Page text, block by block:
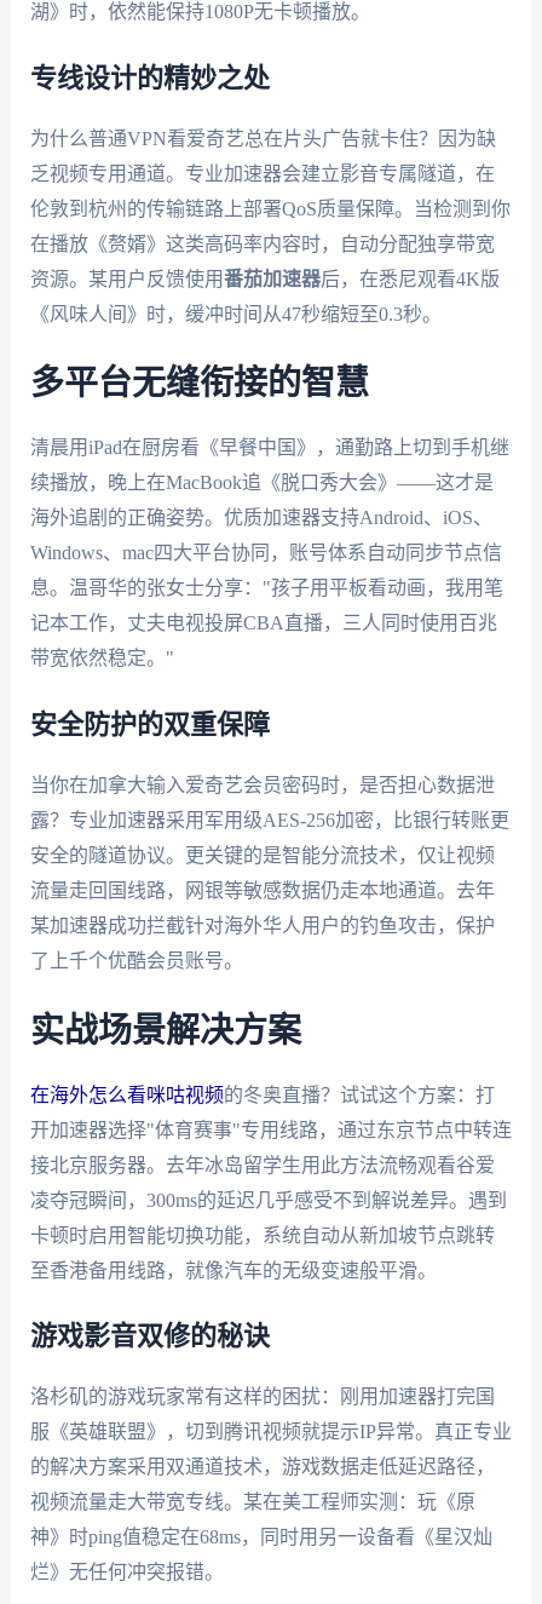
湖》时，依然能保持1080P无卡顿播放。
专线设计的精妙之处
为什么普通VPN看爱奇艺总在片头广告就卡住？因为缺
乏视频专用通道。专业加速器会建立影音专属隧道，在
伦敦到杭州的传输链路上部署QoS质量保障。当检测到你
在播放《赘婿》这类高码率内容时，自动分配独享带宽
资源。某用户反馈使用番茄加速器后，在悉尼观看4K版
《风味人间》时，缓冲时间从47秒缩短至0.3秒。
多平台无缝衔接的智慧
清晨用iPad在厨房看《早餐中国》，通勤路上切到手机继
续播放，晚上在MacBook追《脱口秀大会》——这才是
海外追剧的正确姿势。优质加速器支持Android、iOS、
Windows、mac四大平台协同，账号体系自动同步节点信
息。温哥华的张女士分享："孩子用平板看动画，我用笔
记本工作，丈夫电视投屏CBA直播，三人同时使用百兆
带宽依然稳定。"
安全防护的双重保障
当你在加拿大输入爱奇艺会员密码时，是否担心数据泄
露？专业加速器采用军用级AES-256加密，比银行转账更
安全的隧道协议。更关键的是智能分流技术，仅让视频
流量走回国线路，网银等敏感数据仍走本地通道。去年
某加速器成功拦截针对海外华人用户的钓鱼攻击，保护
了上千个优酷会员账号。
实战场景解决方案
在海外怎么看咪咕视频的冬奥直播？试试这个方案：打
开加速器选择"体育赛事"专用线路，通过东京节点中转连
接北京服务器。去年冰岛留学生用此方法流畅观看谷爱
凌夺冠瞬间，300ms的延迟几乎感受不到解说差异。遇到
卡顿时启用智能切换功能，系统自动从新加坡节点跳转
至香港备用线路，就像汽车的无级变速般平滑。
游戏影音双修的秘诀
洛杉矶的游戏玩家常有这样的困扰：刚用加速器打完国
服《英雄联盟》，切到腾讯视频就提示IP异常。真正专业
的解决方案采用双通道技术，游戏数据走低延迟路径，
视频流量走大带宽专线。某在美工程师实测：玩《原
神》时ping值稳定在68ms，同时用另一设备看《星汉灿
烂》无任何冲突报错。